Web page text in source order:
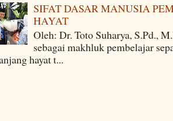
SIFAT DASAR MANUSIA
HAYAT
Oleh: Dr. Toto Suharya, S.Pd.,
sebagai makhluk pembelajar
hayat t...